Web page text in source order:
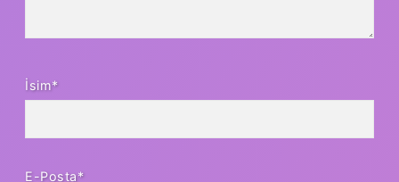
İsim*
E-Posta*